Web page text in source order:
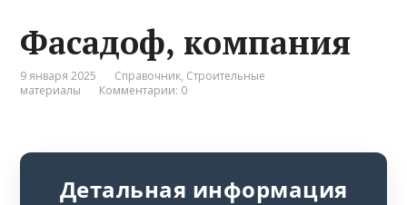
Фасадоф, компания
9 января 2025 Справочник, Строительные
материалы
Комментарии: 0
Детальная информация